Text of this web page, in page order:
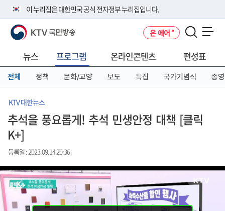
이 누리집은 대한민국 공식 전자정부 누리집입니다.
공식 누리집 주소 확인하기
니다.
이밖에 or.kr 또는 .kr등 다른 도메인 주소를 사용하고 있다면 아래 URL에
서 도메인 주소를 확인해 보세요
KTV 국민방송 온 에어
뉴스 프로그램 온라인콘텐츠 편성표
전체 정책 문화/교양 보도 특집 국가기념식 종영
KTV 대한뉴스
추석을 풍요롭게! 추석 민생안정 대책 [클릭
K+]
등록일 : 2023.09.14 20:36